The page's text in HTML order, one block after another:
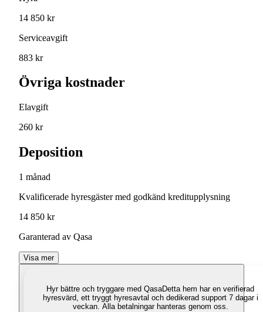
14 850 kr
Serviceavgift
883 kr
Övriga kostnader
Elavgift
260 kr
Deposition
1 månad
Kvalificerade hyresgäster med godkänd kreditupplysning
14 850 kr
Garanterad av Qasa
Visa mer
Hyr bättre och tryggare med QasaDetta hem har en verifierad
hyresvärd, ett tryggt hyresavtal och dedikerad support 7 dagar i
veckan. Alla betalningar hanteras genom oss.